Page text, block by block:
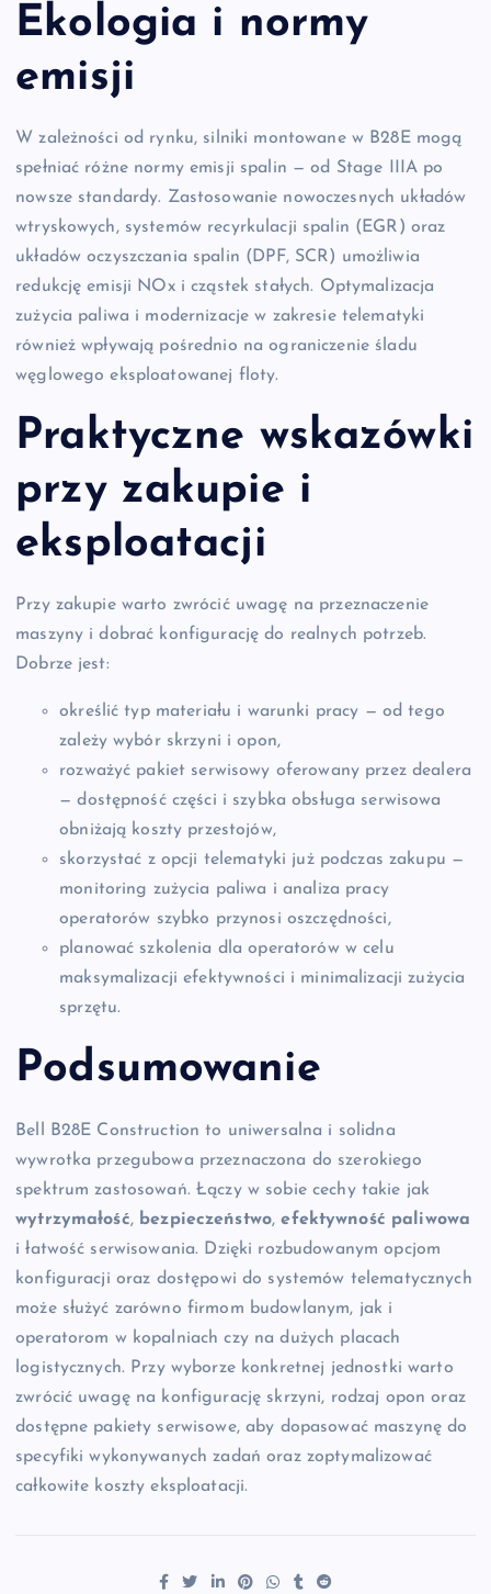
Ekologia i normy
emisji
W zależności od rynku, silniki montowane w B28E mogą
spełniać różne normy emisji spalin — od Stage IIIA po
nowsze standardy. Zastosowanie nowoczesnych układów
wtryskowych, systemów recyrkulacji spalin (EGR) oraz
układów oczyszczania spalin (DPF, SCR) umożliwia
redukcję emisji NOx i cząstek stałych. Optymalizacja
zużycia paliwa i modernizacje w zakresie telematyki
również wpływają pośrednio na ograniczenie śladu
węglowego eksploatowanej floty.
Praktyczne wskazówki
przy zakupie i
eksploatacji
Przy zakupie warto zwrócić uwagę na przeznaczenie
maszyny i dobrać konfigurację do realnych potrzeb.
Dobrze jest:
określić typ materiału i warunki pracy — od tego
zależy wybór skrzyni i opon,
rozważyć pakiet serwisowy oferowany przez dealera
— dostępność części i szybka obsługa serwisowa
obniżają koszty przestojów,
skorzystać z opcji telematyki już podczas zakupu —
monitoring zużycia paliwa i analiza pracy
operatorów szybko przynosi oszczędności,
planować szkolenia dla operatorów w celu
maksymalizacji efektywności i minimalizacji zużycia
sprzętu.
Podsumowanie
Bell B28E Construction to uniwersalna i solidna
wywrotka przegubowa przeznaczona do szerokiego
spektrum zastosowań. Łączy w sobie cechy takie jak
wytrzymałość, bezpieczeństwo,efektywność paliwowa
i łatwość serwisowania. Dzięki rozbudowanym opcjom
konfiguracji oraz dostępowi do systemów telematycznych
może służyć zarówno firmom budowlanym, jak i
operatorom w kopalniach czy na dużych placach
logistycznych. Przy wyborze konkretnej jednostki warto
zwrócić uwagę na konfigurację skrzyni, rodzaj opon oraz
dostępne pakiety serwisowe, aby dopasować maszynę do
specyfiki wykonywanych zadań oraz zoptymalizować
całkowite koszty eksploatacji.